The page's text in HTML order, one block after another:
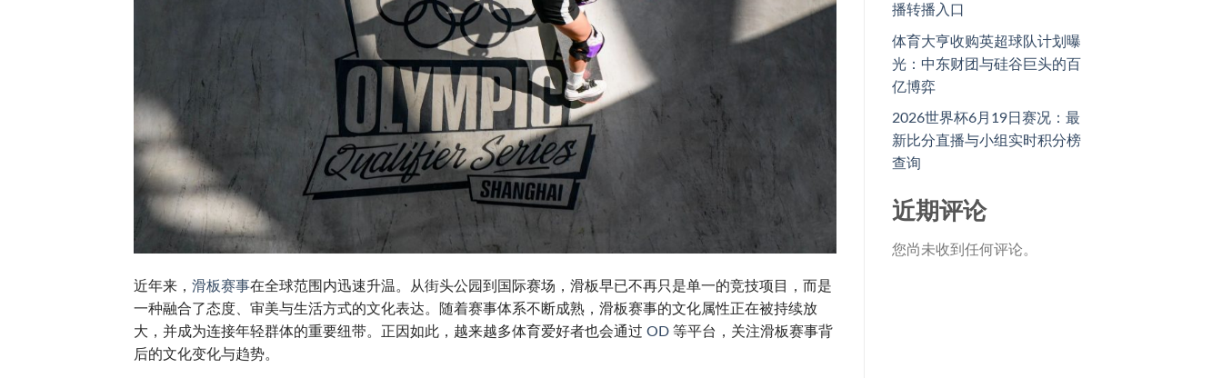
近年来， 滑板赛事在全球范围内迅速升温。从街头公园到国际赛场，滑板早已不再只是单一的竞技项目，而是
一种融合了态度、审美与生活方式的文化表达。随着赛事体系不断成熟，滑板赛事的文化属性正在被持续放
大，并成为连接年轻群体的重要纽带。正因如此，越来越多体育爱好者也会通过 OD 等平台，关注滑板赛事背
后的文化变化与趋势。
播转播入口
体育大亨收购英超球队计划曝
光：中东财团与硅谷巨头的百
亿博弈
2026世界杯6月19日赛况：最
新比分直播与小组实时积分榜
查询
近期评论
您尚未收到任何评论。